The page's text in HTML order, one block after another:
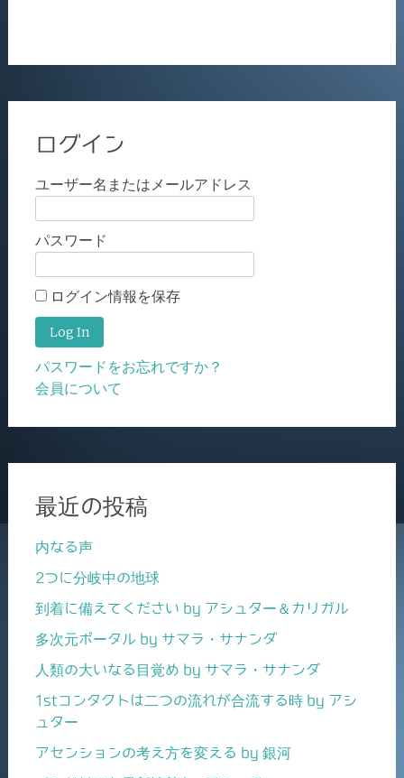
ログイン
ユーザー名またはメールアドレス
パスワード
ログイン情報を保存
パスワードをお忘れですか？
会員について
最近の投稿
内なる声
2つに分岐中の地球
到着に備えてください by アシュター＆カリガル
多次元ポータル by サマラ・サナンダ
人類の大いなる目覚め by サマラ・サナンダ
1stコンタクトは二つの流れが合流する時 by アシ
ュター
アセンションの考え方を変える by 銀河